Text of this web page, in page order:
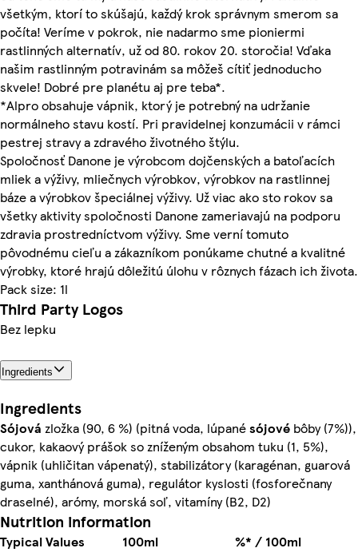
všetkým, ktorí to skúšajú, každý krok správnym smerom sa
počíta! Veríme v pokrok, nie nadarmo sme pioniermi
rastlinných alternatív, už od 80. rokov 20. storočia! Vďaka
našim rastlinným potravinám sa môžeš cítiť jednoducho
skvele! Dobré pre planétu aj pre teba*.
*Alpro obsahuje vápnik, ktorý je potrebný na udržanie
normálneho stavu kostí. Pri pravidelnej konzumácii v rámci
pestrej stravy a zdravého životného štýlu.
Spoločnosť Danone je výrobcom dojčenských a batoľacích
mliek a výživy, mliečnych výrobkov, výrobkov na rastlinnej
báze a výrobkov špeciálnej výživy. Už viac ako sto rokov sa
všetky aktivity spoločnosti Danone zameriavajú na podporu
zdravia prostredníctvom výživy. Sme verní tomuto
pôvodnému cieľu a zákazníkom ponúkame chutné a kvalitné
výrobky, ktoré hrajú dôležitú úlohu v rôznych fázach ich života.
Pack size: 1l
Third Party Logos
Bez lepku
Ingredients
Ingredients
Sójová zložka (90, 6 %) (pitná voda, lúpanésójové bôby (7%)),
cukor, kakaový prášok so zníženým obsahom tuku (1, 5%),
vápnik (uhličitan vápenatý), stabilizátory (karagénan, guarová
guma, xanthánová guma), regulátor kyslosti (fosforečnany
draselné), arómy, morská soľ, vitamíny (B2, D2)
Nutrition information
Typical Values 100ml
%* / 100ml